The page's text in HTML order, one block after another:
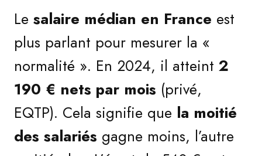
Le salaire médian en France est
plus parlant pour mesurer la «
normalité ». En 2024, il atteint 2
190 € nets par mois (privé,
EQTP). Cela signifie que la moitié
des salariés gagne moins, l’autre